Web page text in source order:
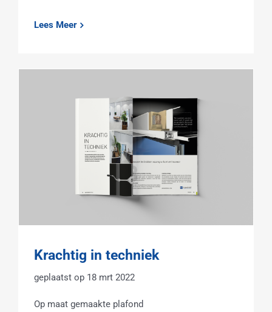
Lees Meer
Krachtig in techniek
18 mrt 2022
Op maat gemaakte plafond